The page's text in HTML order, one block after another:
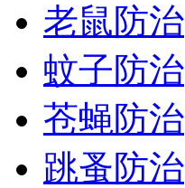
老鼠防治
蚊子防治
苍蝇防治
跳蚤防治